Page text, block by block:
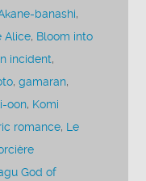
banashi,
Alice, Bloom into
incident,
,gamaran,
oon, Komi
romance, Le
God of